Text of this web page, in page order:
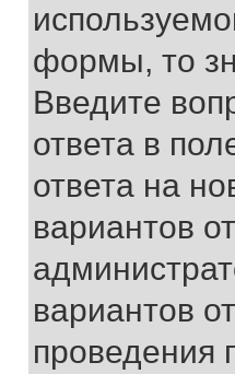
формы, то
Введите
ответа в
ответа на
вариантов
вариантов
проведения